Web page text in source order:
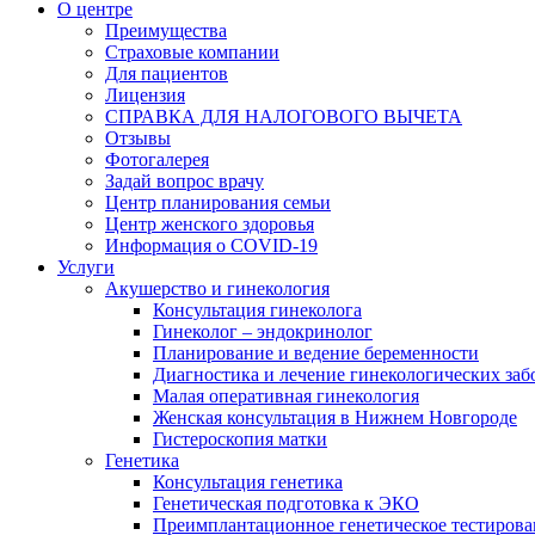
О центре
Преимущества
Страховые компании
Для пациентов
Лицензия
СПРАВКА ДЛЯ НАЛОГОВОГО ВЫЧЕТА
Отзывы
Фотогалерея
Задай вопрос врачу
Центр планирования семьи
Центр женского здоровья
Информация о COVID-19
Услуги
Акушерство и гинекология
Консультация гинеколога
Гинеколог – эндокринолог
Планирование и ведение беременности
Диагностика и лечение гинекологических
Малая оперативная гинекология
Женская консультация в Нижнем Новгороде
Гистероскопия матки
Генетика
Консультация генетика
Генетическая подготовка к ЭКО
Преимплантационное генетическое